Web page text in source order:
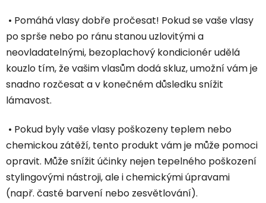
• Pomáhá vlasy dobře pročesat! Pokud se vaše vlasy
po sprše nebo po ránu stanou uzlovitými a
neovladatelnými, bezoplachový kondicionér udělá
kouzlo tím, že vašim vlasům dodá skluz, umožní vám je
snadno rozčesat a v konečném důsledku snížit
lámavost.
• Pokud byly vaše vlasy poškozeny teplem nebo
chemickou zátěží, tento produkt vám je může pomoci
opravit. Může snížit účinky nejen tepelného poškození
stylingovými nástroji, ale i chemickými úpravami
(např. časté barvení nebo zesvětlování).